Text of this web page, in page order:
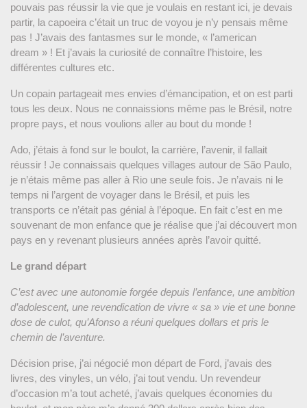
pouvais pas réussir la vie que je voulais en restant ici, je devais
partir, la capoeira c’était un truc de voyou je n’y pensais même
pas ! J’avais des fantasmes sur le monde, « l’american
dream » ! Et j’avais la curiosité de connaître l’histoire, les
différentes cultures etc.
Un copain partageait mes envies d’émancipation, et on est parti
tous les deux. Nous ne connaissions même pas le Brésil, notre
propre pays, et nous voulions aller au bout du monde !
Ado, j’étais à fond sur le boulot, la carrière, l’avenir, il fallait
réussir ! Je connaissais quelques villages autour de São Paulo,
je n’étais même pas aller à Rio une seule fois. Je n’avais ni le
temps ni l’argent de voyager dans le Brésil, et puis les
transports ce n’était pas génial à l’époque. En fait c’est en me
souvenant de mon enfance que je réalise que j’ai découvert mon
pays en y revenant plusieurs années après l’avoir quitté.
Le grand départ
C’est avec une autonomie forgée depuis l’enfance, une ambition
d’adolescent, une revendication de vivre « sa » vie et une bonne
dose de culot, qu’Afonso a réuni quelques dollars et pris le
chemin de l’aventure.
Décision prise, j’ai négocié mon départ de Ford, j’avais des
livres, des vinyles, un vélo, j’ai tout vendu. Un revendeur
d’occasion m’a tout acheté, j’avais quelques économies du